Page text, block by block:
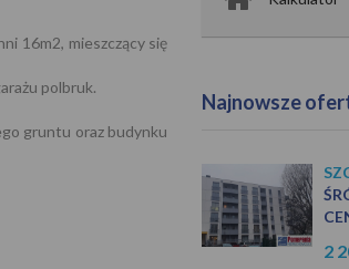
16m2, mieszczący się
polbruk.
gruntu oraz budynku
Najnowsze
2